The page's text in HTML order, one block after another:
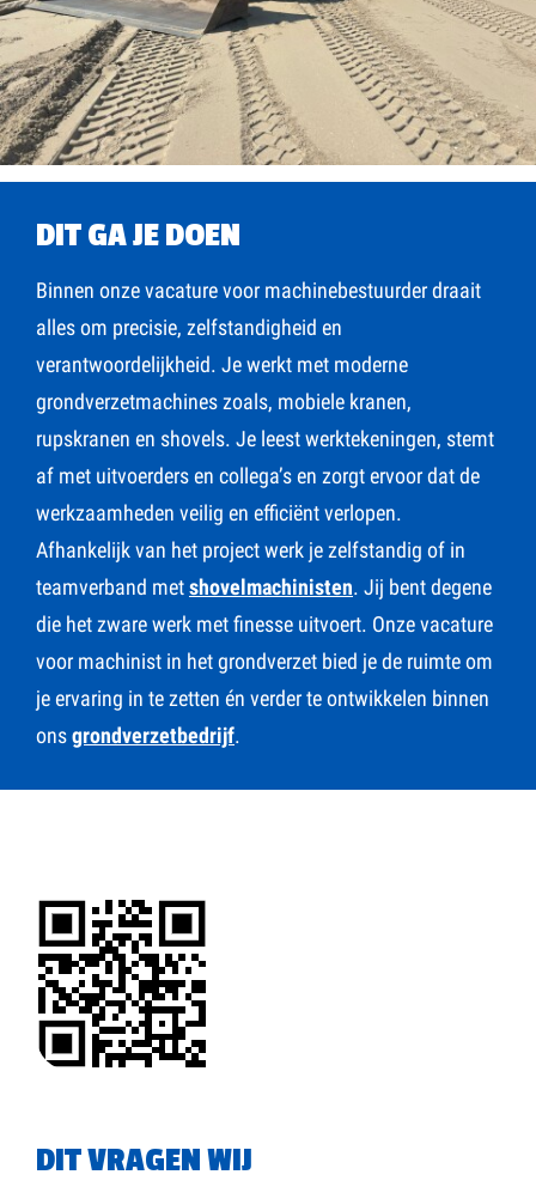
DIT GA JE DOEN
Binnen onze vacature voor machinebestuurder draait
alles om precisie, zelfstandigheid en
verantwoordelijkheid. Je werkt met moderne
grondverzetmachines zoals, mobiele kranen,
rupskranen en shovels. Je leest werktekeningen, stemt
af met uitvoerders en collega’s en zorgt ervoor dat de
werkzaamheden veilig en efficiënt verlopen.
Afhankelijk van het project werk je zelfstandig of in
teamverband metshovelmachinisten. Jij bent degene
die het zware werk met finesse uitvoert. Onze vacature
voor machinist in het grondverzet bied je de ruimte om
je ervaring in te zetten én verder te ontwikkelen binnen
onsgrondverzetbedrijf.
DIT VRAGEN WIJ